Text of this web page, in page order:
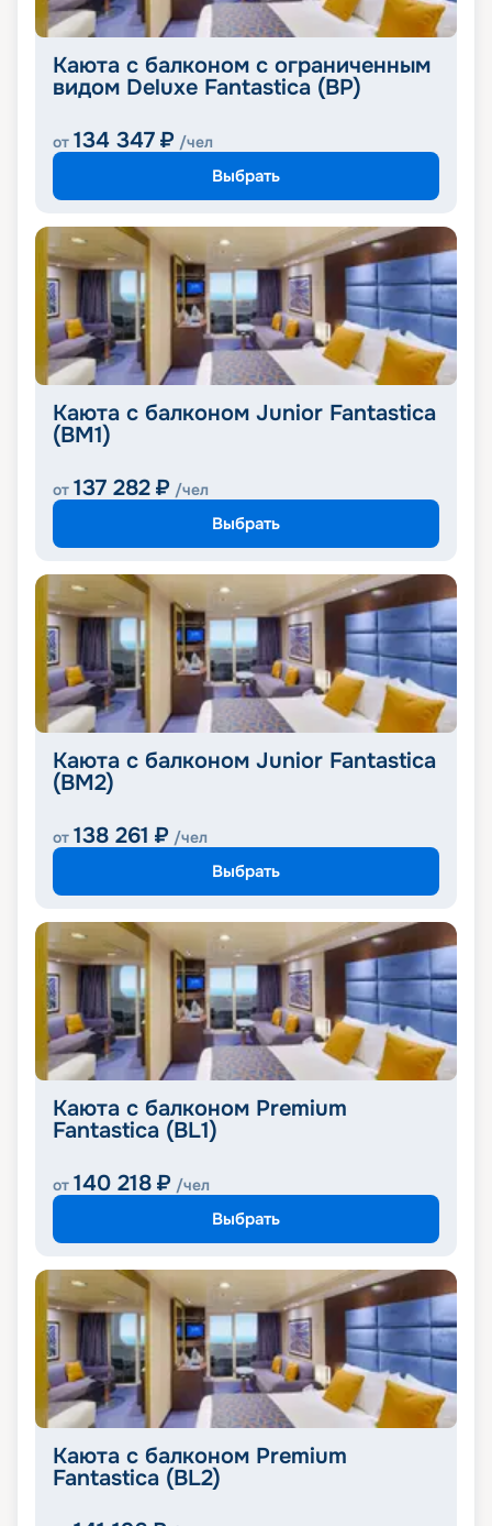
Каюта с балконом с ограниченным
видом Deluxe Fantastica (BP)
от 134 347 ₽ /чел
Выбрать
Каюта с балконом Junior Fantastica
(BM1)
от 137 282 ₽ /чел
Выбрать
Каюта с балконом Junior Fantastica
(BM2)
от 138 261 ₽ /чел
Выбрать
Каюта с балконом Premium
Fantastica (BL1)
от 140 218 ₽ /чел
Выбрать
Каюта с балконом Premium
Fantastica (BL2)